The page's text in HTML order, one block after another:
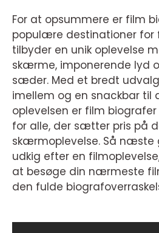
For at opsummere er film
populære destinationer for
tilbyder en unik oplevelse
skærme, imponerende lyd
sæder. Med et bredt
imellem og en snackbar til
oplevelsen er film
for alle, der sætter pris på
skærmoplevelse. Så næste
udkig efter en
at besøge din nærmeste
den fulde